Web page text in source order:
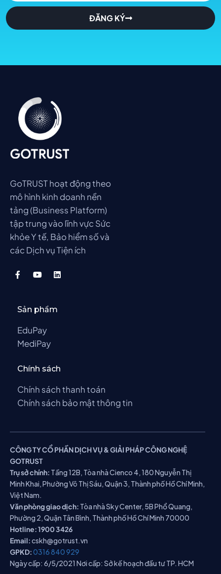
ĐĂNG KÝ
GoTRUST hoạt động theo
mô hình kinh doanh nền
tảng (Business Platform)
tập trung vào lĩnh vực Sức
khỏe Y tế, Bảo hiểm số và
các Dịch vụ Tiện ích
Sản phẩm
EduPay
MediPay
Chính sách
Chính sách thanh toán
Chính sách bảo mật thông tin
CÔNG TY CỔ PHẦN DỊCH VỤ & GIẢI PHÁP CÔNG NGHỆ
GOTRUST
Trụ sở chính: Tầng 12B, Tòa nhà Cienco 4, 180 Nguyễn Thị
Minh Khai, Phường Võ Thị Sáu, Quận 3, Thành phố Hồ Chí Minh,
Việt Nam.
Văn phòng giao dịch: Tòa nhà Sky Center, 5B Phổ Quang,
Phường 2, Quận Tân Bình, Thành phố Hồ Chí Minh 70000
Hotline:1900 3426
Email:cskh@gotrust.vn
GPKD:0316 840 929
Ngày cấp: 6/5/2021 Nơi cấp: Sở kế hoạch đầu tư TP. HCM